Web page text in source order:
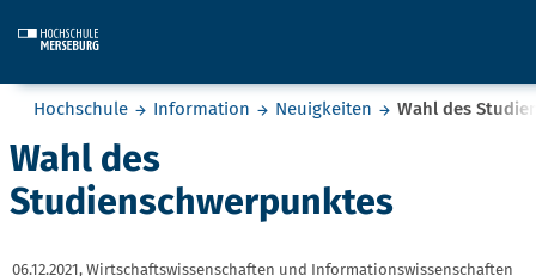
Sie befinden sich hier:
Hochschule Information Neuigkeiten Wahl des
Wahl des
Studienschwerpunktes
06.12.2021, Wirtschaftswissenschaften und Informationswissenschaften